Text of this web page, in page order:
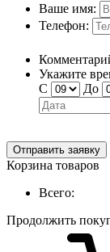
Ваше имя:
Телефон:
Укажите
С
До
Отправить заявку
Корзина товаров
Всего:
Продолжить